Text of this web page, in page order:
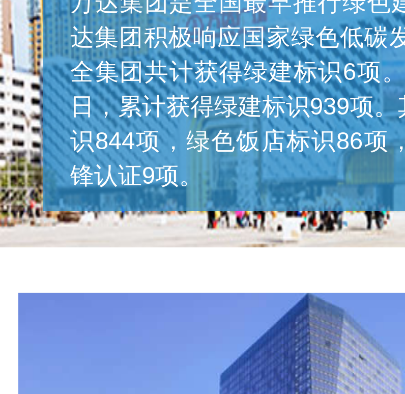
达集团积极响应国家绿色低碳
全集团共计获得绿建标识6项
日，累计获得绿建标识939项
识844项，绿色饭店标识86项
锋认证9项。